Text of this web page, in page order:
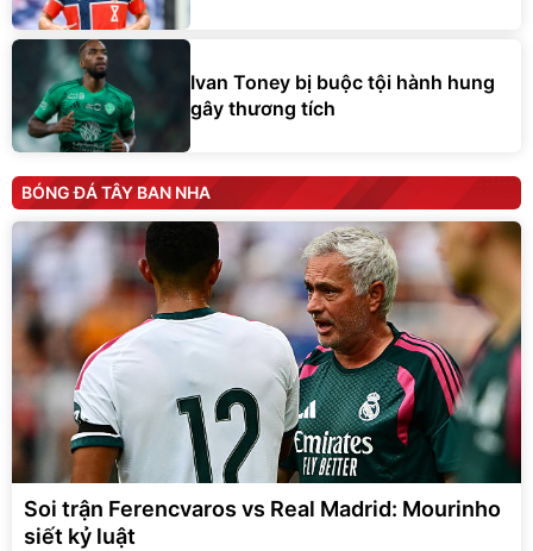
Ivan Toney bị buộc tội hành hung
gây thương tích
BÓNG ĐÁ TÂY BAN NHA
Soi trận Ferencvaros vs Real Madrid: Mourinho
siết kỷ luật